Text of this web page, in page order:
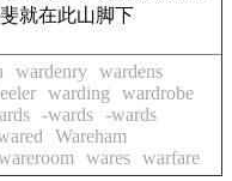
就在此山脚下
wardenry wardens
warding
wardrobe
-wards -wards
Wareham
wares warfare